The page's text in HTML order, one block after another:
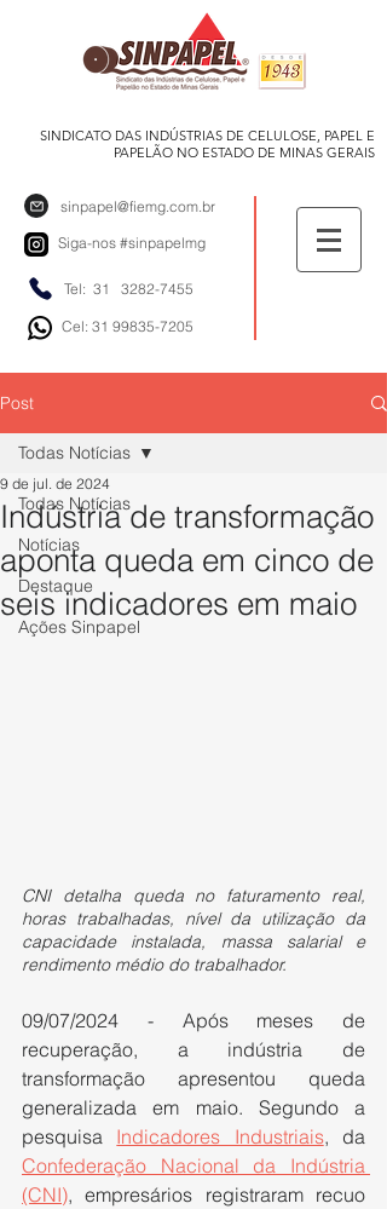
SINDICATO DAS INDÚSTRIAS DE CELULOSE, PAPEL E
PAPELÃO NO ESTADO DE MINAS GERAIS
sinpapel@fiemg.com.br
Siga-nos #sinpapelmg
Tel: 31 3282-7455
Cel: 31 99835-7205
Post
Todas Notícias
Notícias
Destaque
Ações Sinpapel
Todas Notícias
Indústria de transformação
aponta queda em cinco de
seis indicadores em maio
9 de jul. de 2024
CNI detalha queda no faturamento real,
horas trabalhadas, nível da utilização da
capacidade instalada, massa salarial e
rendimento médio do trabalhador.
09/07/2024 - Após meses de
recuperação, a indústria de
transformação apresentou queda
generalizada em maio. Segundo a
pesquisa Indicadores Industriais
Confederação Nacional da Indústria
(CNI), empresários registraram recuo